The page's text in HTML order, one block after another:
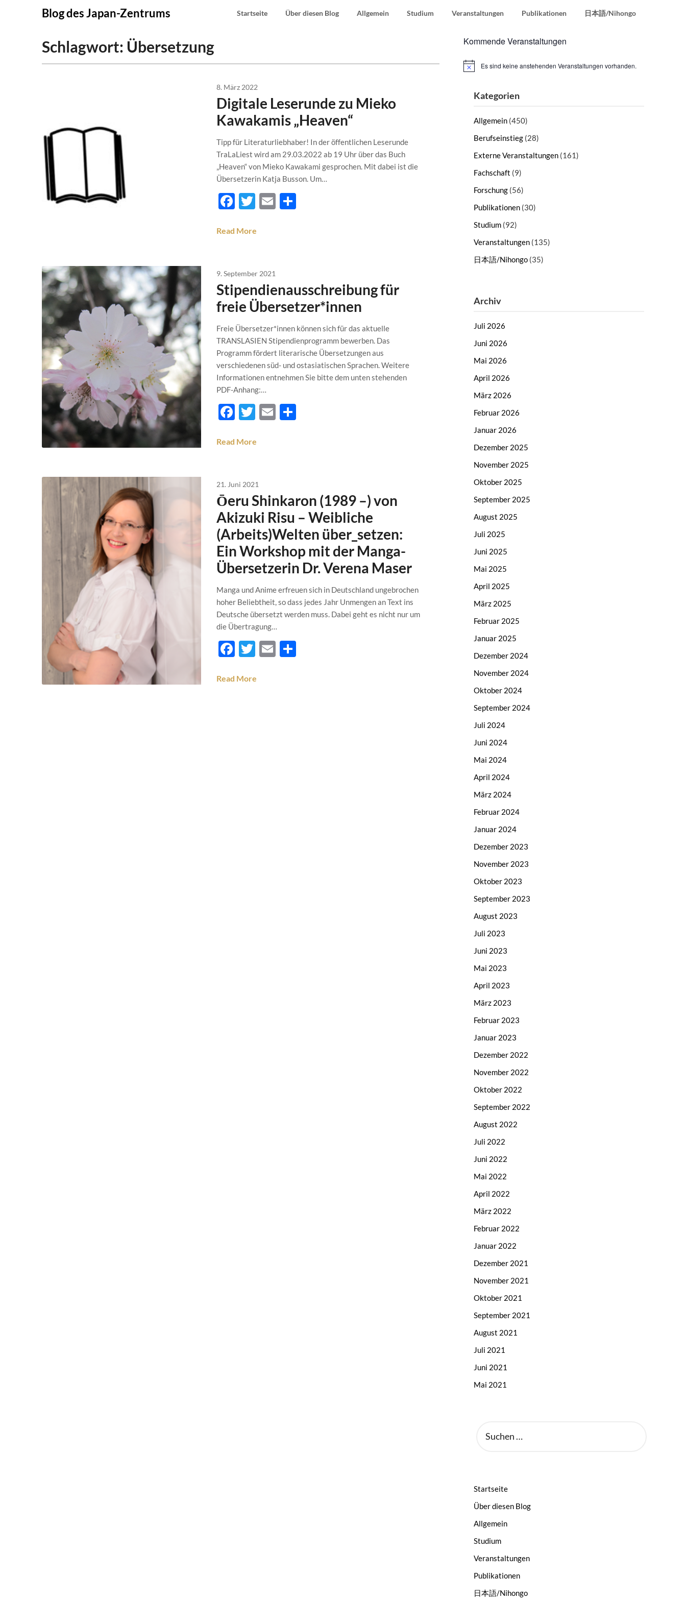
Blog des Japan-Zentrums Startseite Über diesen Blog Allgemein Studium Veranstaltungen Publikationen 日本語/Nihongo
Schlagwort: Übersetzung
8. März 2022
Digitale Leserunde zu Mieko
Kawakamis „Heaven“
Tipp für Literaturliebhaber! In der öffentlichen Leserunde
TraLaLiest wird am 29.03.2022 ab 19 Uhr über das Buch
„Heaven“ von Mieko Kawakami gesprochen. Mit dabei ist die
Übersetzerin Katja Busson. Um…
Facebook
Twitter
EmailTeilen
Read More
9. September 2021
Stipendienausschreibung für
freie Übersetzer*innen
Freie Übersetzer*innen können sich für das aktuelle
TRANSLASIEN Stipendienprogramm bewerben. Das
Programm fördert literarische Übersetzungen aus
verschiedenen süd- und ostasiatischen Sprachen. Weitere
Informationen entnehmen Sie bitte dem unten stehenden
PDF-Anhang:…
Facebook
Twitter
EmailTeilen
Read More
21. Juni 2021
Ōeru Shinkaron (1989 –) von
Akizuki Risu – Weibliche
(Arbeits)Welten über_setzen:
Ein Workshop mit der Manga-
Übersetzerin Dr. Verena Maser
Manga und Anime erfreuen sich in Deutschland ungebrochen
hoher Beliebtheit, so dass jedes Jahr Unmengen an Text ins
Deutsche übersetzt werden muss. Dabei geht es nicht nur um
die Übertragung…
Facebook
Twitter
EmailTeilen
Read More
Kommende Veranstaltungen
HinweisEs sind keine anstehenden Veranstaltungen vorhanden.
Kategorien
Allgemein(450)
Berufseinstieg(28)
Externe Veranstaltungen(161)
Fachschaft (9)
Forschung(56)
Publikationen(30)
Studium(92)
Veranstaltungen(135)
日本語/Nihongo(35)
Archiv
Juli 2026
Juni 2026
Mai 2026
April 2026
März 2026
Februar 2026
Januar 2026
Dezember 2025
November 2025
Oktober 2025
September 2025
August 2025
Juli 2025
Juni 2025
Mai 2025
April 2025
März 2025
Februar 2025
Januar 2025
Dezember 2024
November 2024
Oktober 2024
September 2024
Juli 2024
Juni 2024
Mai 2024
April 2024
März 2024
Februar 2024
Januar 2024
Dezember 2023
November 2023
Oktober 2023
September 2023
August 2023
Juli 2023
Juni 2023
Mai 2023
April 2023
März 2023
Februar 2023
Januar 2023
Dezember 2022
November 2022
Oktober 2022
September 2022
August 2022
Juli 2022
Juni 2022
Mai 2022
April 2022
März 2022
Februar 2022
Januar 2022
Dezember 2021
November 2021
Oktober 2021
September 2021
August 2021
Juli 2021
Juni 2021
Mai 2021
NACH:
Startseite
Über diesen Blog
Allgemein
Studium
Veranstaltungen
Publikationen
日本語/Nihongo